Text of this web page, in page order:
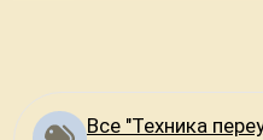
Все "Техника